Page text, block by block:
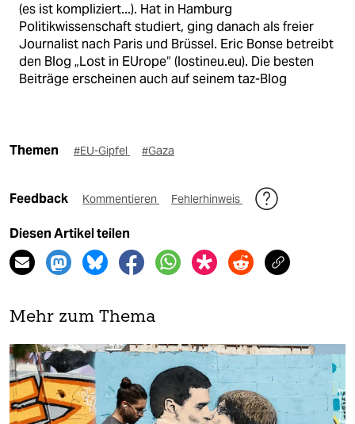
(es ist kompliziert...). Hat in Hamburg
Politikwissenschaft studiert, ging danach als freier
Journalist nach Paris und Brüssel. Eric Bonse betreibt
den Blog „Lost in EUrope“ (lostineu.eu). Die besten
Beiträge erscheinen auch auf seinem taz-Blog
Themen #EU-Gipfel #Gaza
Feedback Kommentieren Fehlerhinweis
Diesen Artikel teilen
Mehr zum Thema